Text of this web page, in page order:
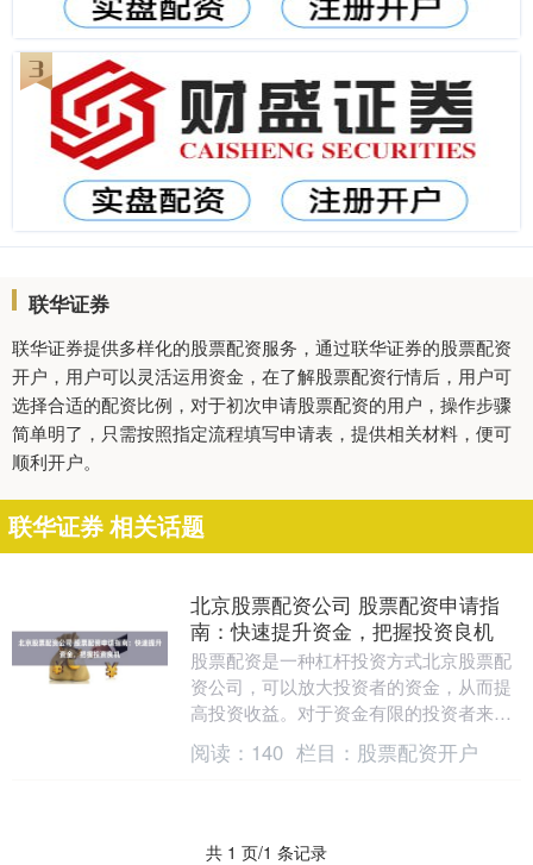
联华证券
联华证券提供多样化的股票配资服务，通过联华证券的股票配资
开户，用户可以灵活运用资金，在了解股票配资行情后，用户可
选择合适的配资比例，对于初次申请股票配资的用户，操作步骤
简单明了，只需按照指定流程填写申请表，提供相关材料，便可
顺利开户。
联华证券 相关话题
北京股票配资公司 股票配资申请指
南：快速提升资金，把握投资良机
股票配资是一种杠杆投资方式北京股票配
资公司，可以放大投资者的资金，从而提
高投资收益。对于资金有限的投资者来
说，股票配资是一个快速提升资金、把握
投资良机的好方法。....
阅读： 140 栏目： 股票配资开户
共 1 页/1 条记录